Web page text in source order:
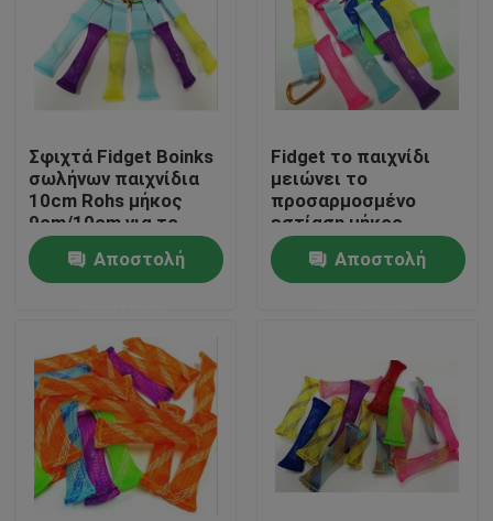
Προϊόντα
Περίπου εμείς
Γύρος εργοστασίων
Σφιχτά Fidget Boinks
σωλήνων παιχνίδια
10cm Rohs μήκος
9cm/10cm για το
γραφείο
Αποστολή
Fidget το παιχνίδι
μειώνει το
προσαρμοσμένο
εστίαση μήκος
πίεσης και αύξησης
Αποστολή